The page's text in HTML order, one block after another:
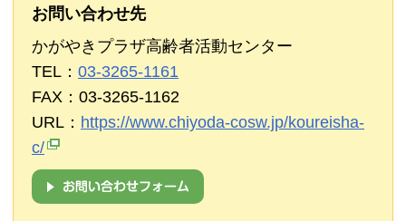
お問い合わせ先
かがやきプラザ高齢者活動センター
TEL： 03-3265-1161
FAX：03-3265-1162
URL： https://www.chiyoda-cosw.jp/koureisha-
c/